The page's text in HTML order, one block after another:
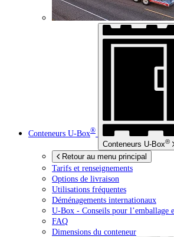
Conteneurs U-Box®
Conteneurs U-Box®
Retour au menu principal
Tarifs et renseignements
Options de livraison
Utilisations fréquentes
Déménagements internationaux
U-Box - Conseils pour l’emballage
FAQ
Dimensions du conteneur